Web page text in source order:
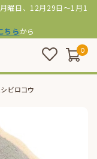
曜日、12月29日～1月1
ちらから
0
ビロコウ